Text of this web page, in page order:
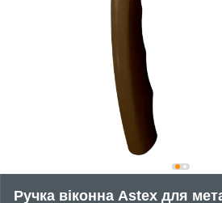
Ручка віконна Astex для